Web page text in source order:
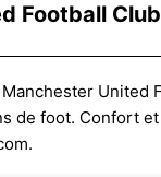
Football Club